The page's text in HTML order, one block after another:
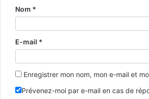
Nom *
E-mail *
Enregistrer mon nom, mon e-mail et
Prévenez-moi par e-mail en cas de